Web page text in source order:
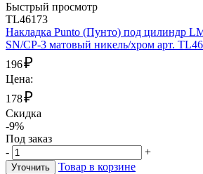
Быстрый просмотр
TL46173
Накладка Punto (Пунто) под цилиндр
SN/CP-3 матовый никель/хром арт.
196₽
Цена:
178₽
Скидка
-9%
Под заказ
-
+
Уточнить
Товар в корзине